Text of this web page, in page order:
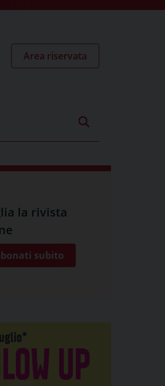
Area riservata
la rivista
subito